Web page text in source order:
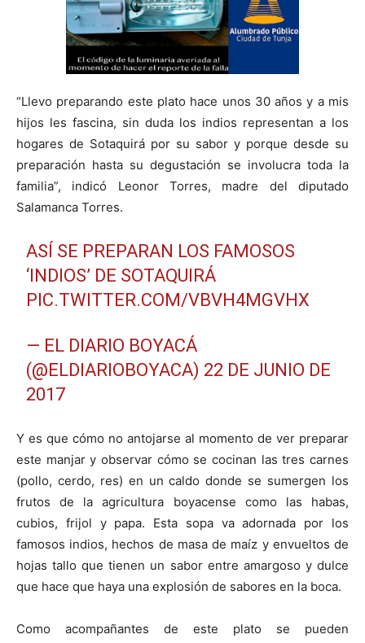
“Llevo preparando este plato hace unos 30 años y a mis
hijos les fascina, sin duda los indios representan a los
hogares de Sotaquirá por su sabor y porque desde su
preparación hasta su degustación se involucra toda la
familia”, indicó Leonor Torres, madre del diputado
Salamanca Torres.
ASÍ SE PREPARAN LOS FAMOSOS
‘INDIOS’ DE SOTAQUIRÁ
PIC.TWITTER.COM/VBVH4MGVHX
— EL DIARIO BOYACÁ
(@ELDIARIOBOYACA) 22 DE JUNIO DE
2017
Y es que cómo no antojarse al momento de ver preparar
este manjar y observar cómo se cocinan las tres carnes
(pollo, cerdo, res) en un caldo donde se sumergen los
frutos de la agricultura boyacense como las habas,
cubios, frijol y papa. Esta sopa va adornada por los
famosos indios, hechos de masa de maíz y envueltos de
hojas tallo que tienen un sabor entre amargoso y dulce
que hace que haya una explosión de sabores en la boca.
Como acompañantes de este plato se pueden